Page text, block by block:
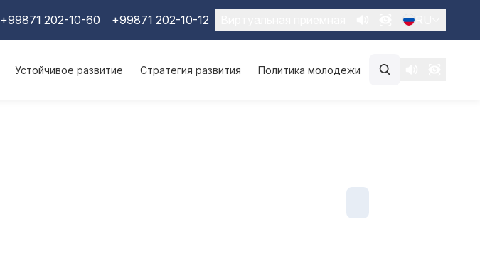
+99871 202-10-60 +99871 202-10-12
Устойчивое развитие Стратегия развития Политика молодежи